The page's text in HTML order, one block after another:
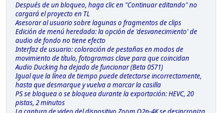
Después de un bloqueo, haga clic en "Continuar editando" no
cargará el proyecto en TL
Asesorar al usuario sobre lagunas o fragmentos de clips
Edición de menú heredada: la opción de 'desvanecimiento' de
audio de fondo no tiene efecto
Interfaz de usuario: coloración de pestañas en modos de
movimiento de título, fotogramas clave para que coincidan
Audio Ducking ha dejado de funcionar (Beta 0571)
Igual que la línea de tiempo puede detectarse incorrectamente,
hasta que desmarque y vuelva a marcar la casilla
PS se bloquea o se bloquea durante la exportación: HEVC, 20
pistas, 2 minutos